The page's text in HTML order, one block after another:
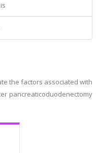
the factors associated with
pancreaticoduodenectomy